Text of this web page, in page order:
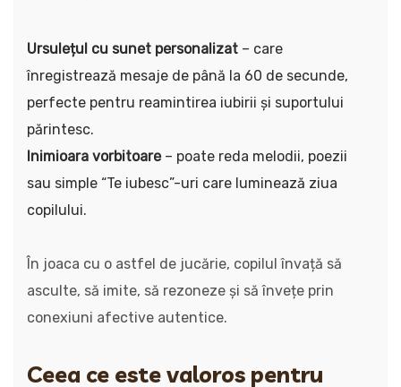
Ursulețul cu sunet personalizat – care
înregistrează mesaje de până la 60 de secunde,
perfecte pentru reamintirea iubirii și suportului
părintesc.
Inimioara vorbitoare– poate reda melodii, poezii
sau simple “Te iubesc”-uri care luminează ziua
copilului.
În joaca cu o astfel de jucărie, copilul învață să
asculte, să imite, să rezoneze și să învețe prin
conexiuni afective autentice.
Ceea ce este valoros pentru